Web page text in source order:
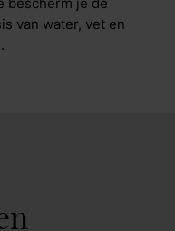
bescherm je de
van water, vet en